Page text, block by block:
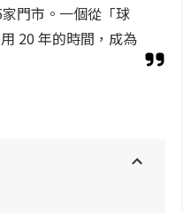
門市。一個從「球
20 年的時間，成為